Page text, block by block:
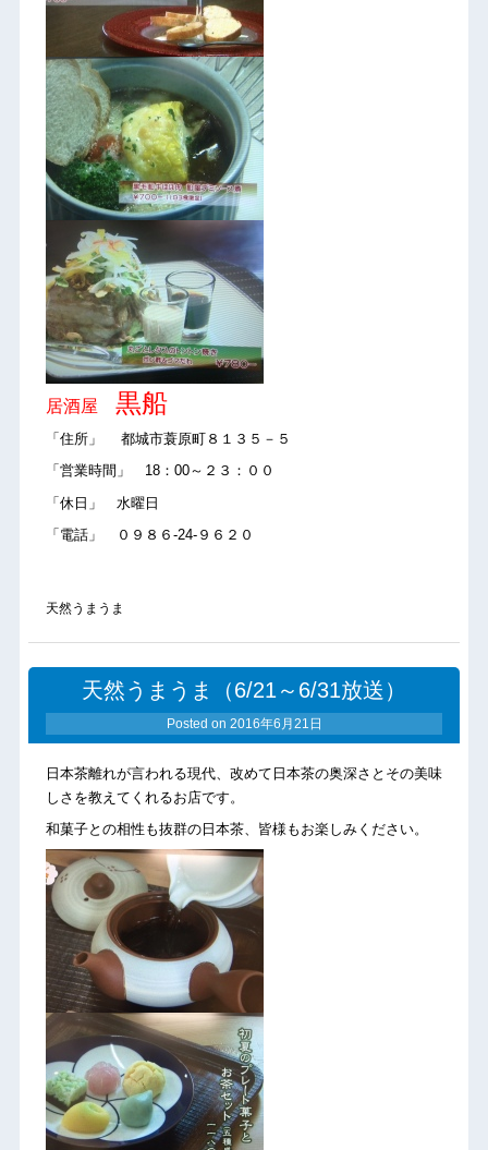
居酒屋 黒船
「住所」 都城市蓑原町８１３５－５
「営業時間」 18：00～２３：００
「休日」 水曜日
「電話」 ０９８６-24-９６２０
天然うまうま
天然うまうま（6/21～6/31放送）
Posted on 2016年6月21日
日本茶離れが言われる現代、改めて日本茶の奥深さとその美味
しさを教えてくれるお店です。
和菓子との相性も抜群の日本茶、皆様もお楽しみください。